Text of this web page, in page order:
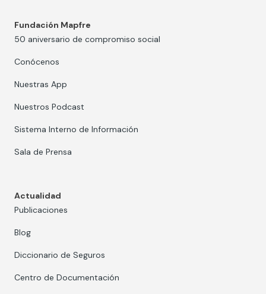
Fundación Mapfre
50 aniversario de compromiso social
Conócenos
Nuestras App
Nuestros Podcast
Sistema Interno de Información
Sala de Prensa
Actualidad
Publicaciones
Blog
Diccionario de Seguros
Centro de Documentación